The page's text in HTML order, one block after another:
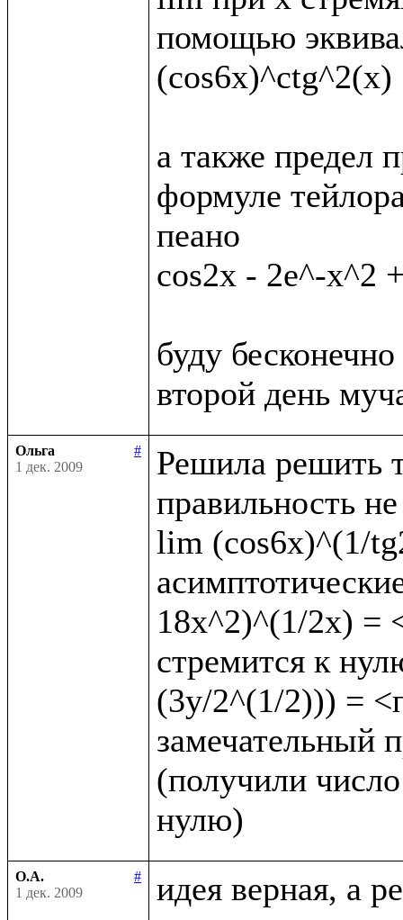
помощью
(cos6x)^ctg^2(x)
а также предел
формуле
пеано
cos2x - 2e^-x^2
буду
Ольга
#
1 дек. 2009
Решила решить
правильность
lim (cos6x)^(1/
18x^2)^(1/2x) =
стремится к
(3y/2^(1/2))) =
замечательный
(получили
О.А.
#
1 дек. 2009